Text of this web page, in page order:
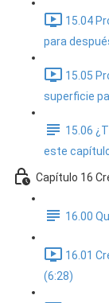
15.04
para
15.05
superficie
15.06
este
Capítulo 16
16.00
16.01
(6:28)